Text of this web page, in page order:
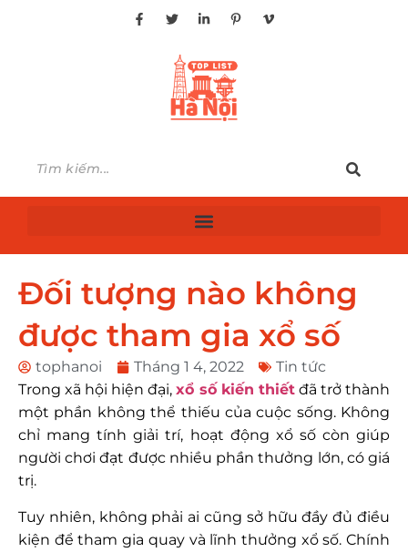
Đối tượng nào không
được tham gia xổ số
tophanoi Tháng 1 4, 2022
Tin tức
Trong xã hội hiện đại,xổ số kiến thiếtđã trở thành
một phần không thể thiếu của cuộc sống. Không
chỉ mang tính giải trí, hoạt động xổ số còn giúp
người chơi đạt được nhiều phần thưởng lớn, có giá
trị.
Tuy nhiên, không phải ai cũng sở hữu đầy đủ điều
kiện để tham gia quay và lĩnh thưởng xổ số. Chính